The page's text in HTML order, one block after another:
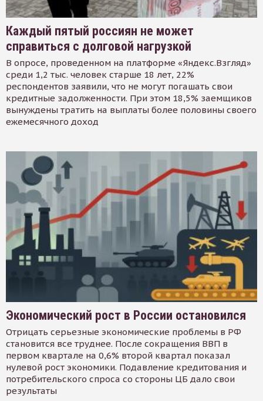
Каждый пятый россиян не может
справиться с долговой нагрузкой
В опросе, проведенном на платформе «Яндекс.Взгляд»
среди 1,2 тыс. человек старше 18 лет, 22%
респондентов заявили, что не могут погашать свои
кредитные задолженности. При этом 18,5% заемщиков
вынуждены тратить на выплаты более половины своего
ежемесячного доход
Экономический рост в России остановился
Отрицать серьезные экономические проблемы в РФ
становится все труднее. После сокращения ВВП в
первом квартале на 0,6% второй квартал показал
нулевой рост экономики. Подавление кредитования и
потребительского спроса со стороны ЦБ дало свои
результаты